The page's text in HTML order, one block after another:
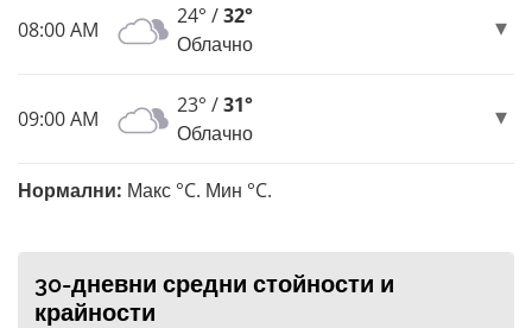
08:00 AM
24° /32°
Облачно
09:00 AM
23° /31°
Облачно
Нормални: Макс °C. Мин °C.
30-дневни средни стойности и
крайности